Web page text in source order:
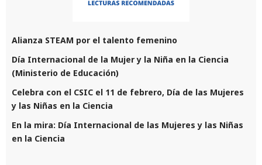
Alianza STEAM por el talento femenino
Día Internacional de la Mujer y la Niña en la Ciencia
(Ministerio de Educación)
Celebra con el CSIC el 11 de febrero, Día de las Mujeres
y las Niñas en la Ciencia
En la mira: Día Internacional de las Mujeres y las Niñas
en la Ciencia